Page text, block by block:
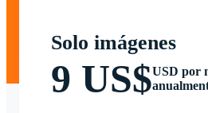
Solo imágenes
9 US$USD por